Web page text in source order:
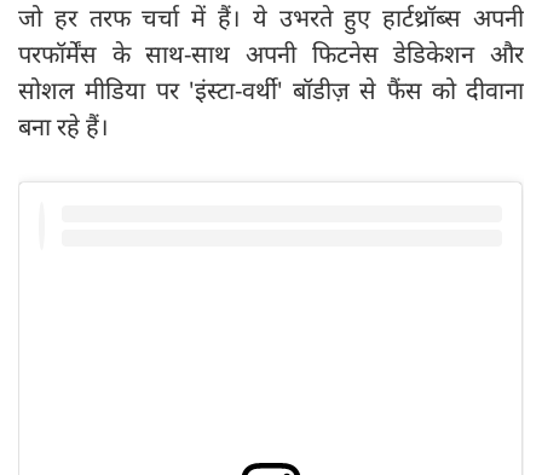
जो हर तरफ चर्चा में हैं। ये उभरते हुए हार्टथ्रॉब्स अपनी
परफॉर्मेंस के साथ-साथ अपनी फिटनेस डेडिकेशन और
सोशल मीडिया पर 'इंस्टा-वर्थी' बॉडीज़ से फैंस को दीवाना
बना रहे हैं।